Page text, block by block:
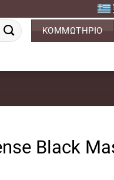
ΚΟΜΜΩΤΗΡΙΟ
Black